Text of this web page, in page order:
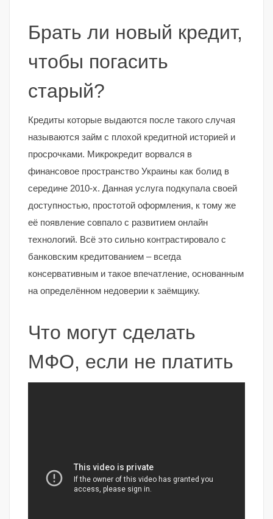
Брать ли новый кредит,
чтобы погасить
старый?
Кредиты которые выдаются после такого случая
называются займ с плохой кредитной историей и
просрочками. Микрокредит ворвался в
финансовое пространство Украины как болид в
середине 2010-х. Данная услуга подкупала своей
доступностью, простотой оформления, к тому же
её появление совпало с развитием онлайн
технологий. Всё это сильно контрастировало с
банковским кредитованием – всегда
консервативным и такое впечатление, основанным
на определённом недоверии к заёмщику.
Что могут сделать
МФО, если не платить